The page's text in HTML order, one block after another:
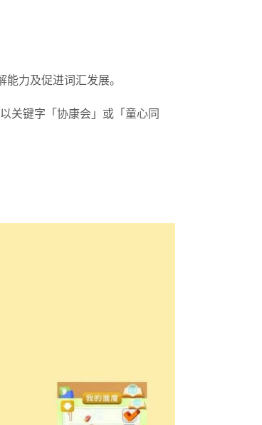
力及促进词汇发展。
关键字「协康会」或「童心同